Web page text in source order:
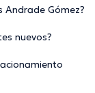
Andrade Gómez?
nuevos?